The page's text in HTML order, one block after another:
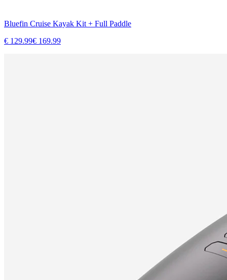
Bluefin Cruise Kayak Kit + Full Paddle
€ 129.99€ 169.99